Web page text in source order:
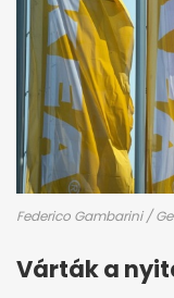
Federico Gambarini /
Várták a